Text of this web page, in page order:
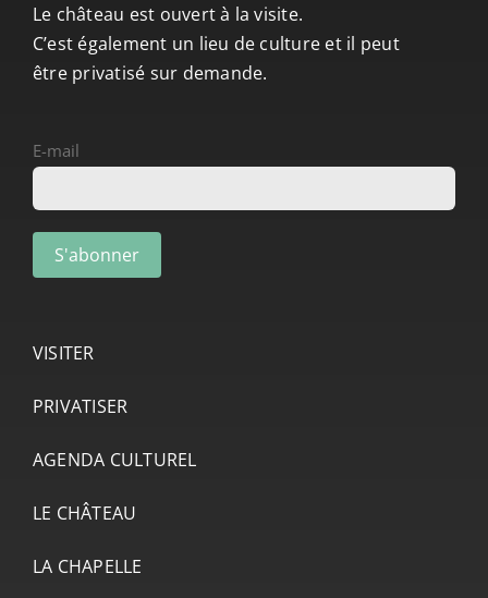
Le château est ouvert à la visite.
C’est également un lieu de culture et il peut
être privatisé sur demande.
E-mail
VISITER
PRIVATISER
AGENDA CULTUREL
LE CHÂTEAU
LA CHAPELLE